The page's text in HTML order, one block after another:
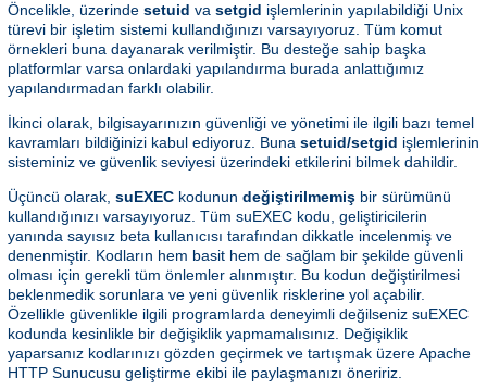
Öncelikle, üzerinde setuid va setgid işlemlerinin yapılabildiği Unix
türevi bir işletim sistemi kullandığınızı varsayıyoruz. Tüm komut
örnekleri buna dayanarak verilmiştir. Bu desteğe sahip başka
platformlar varsa onlardaki yapılandırma burada anlattığımız
yapılandırmadan farklı olabilir.
İkinci olarak, bilgisayarınızın güvenliği ve yönetimi ile ilgili bazı temel
kavramları bildiğinizi kabul ediyoruz. Buna setuid/setgid işlemlerinin
sisteminiz ve güvenlik seviyesi üzerindeki etkilerini bilmek dahildir.
Üçüncü olarak, suEXEC kodunun değiştirilmemiş bir sürümünü
kullandığınızı varsayıyoruz. Tüm suEXEC kodu, geliştiricilerin
yanında sayısız beta kullanıcısı tarafından dikkatle incelenmiş ve
denenmiştir. Kodların hem basit hem de sağlam bir şekilde güvenli
olması için gerekli tüm önlemler alınmıştır. Bu kodun değiştirilmesi
beklenmedik sorunlara ve yeni güvenlik risklerine yol açabilir.
Özellikle güvenlikle ilgili programlarda deneyimli değilseniz suEXEC
kodunda kesinlikle bir değişiklik yapmamalısınız. Değişiklik
yaparsanız kodlarınızı gözden geçirmek ve tartışmak üzere Apache
HTTP Sunucusu geliştirme ekibi ile paylaşmanızı öneririz.